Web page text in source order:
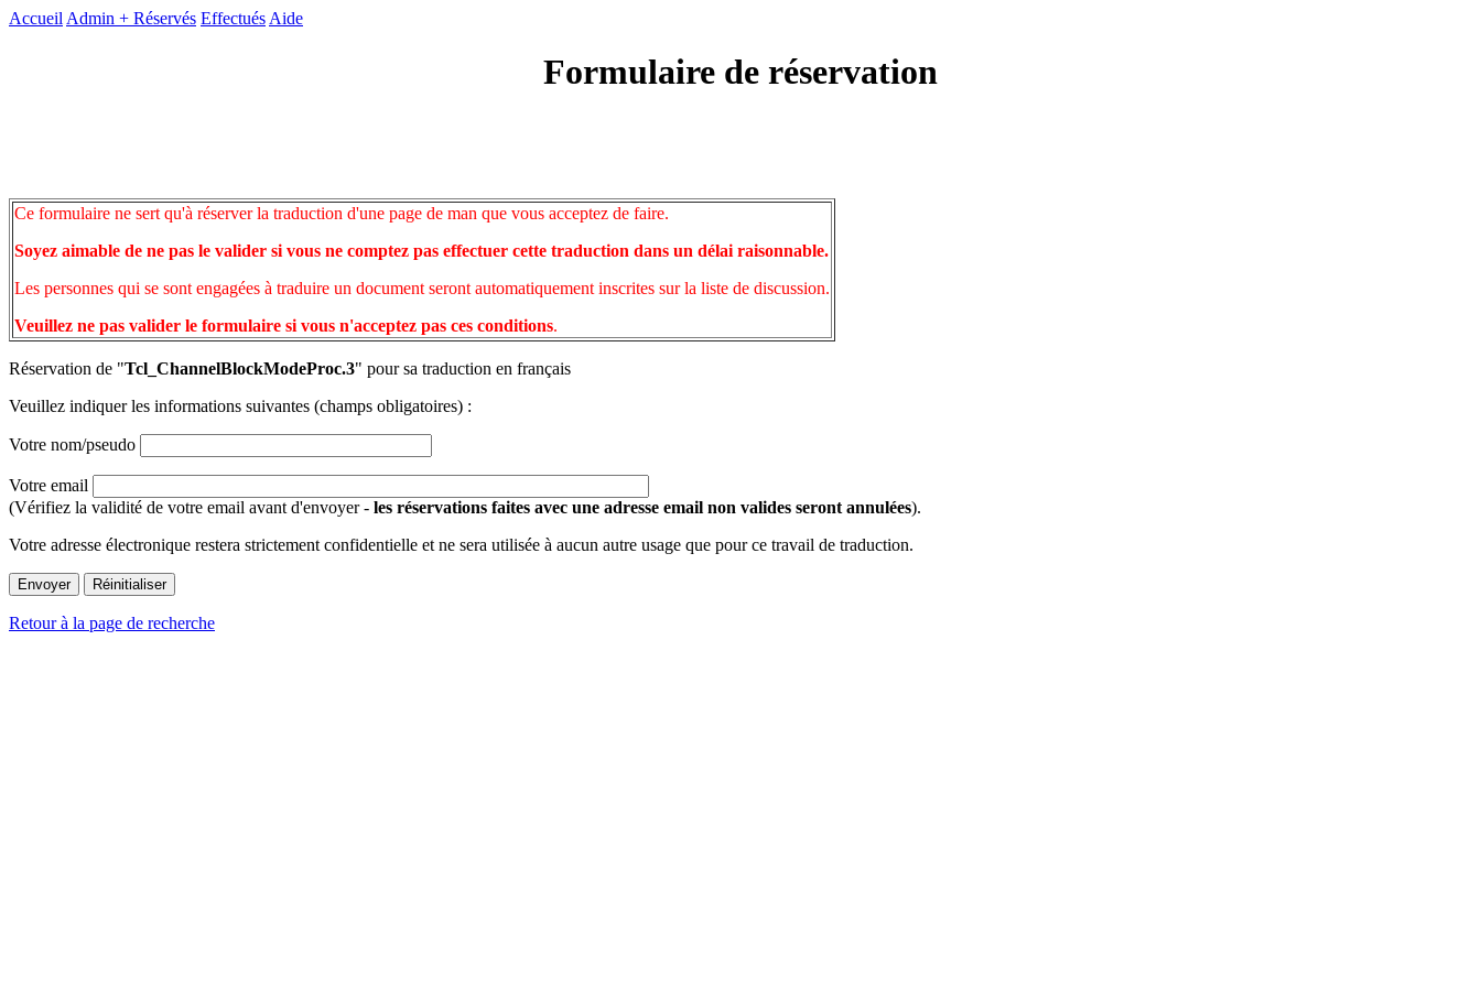
Accueil Admin + Réservés Effectués Aide
Formulaire de réservation
Ce formulaire ne sert qu'à réserver la traduction d'une page de man que vous acceptez de faire.
Soyez aimable de ne pas le valider si vous ne comptez pas effectuer cette traduction dans un délai raisonnable.
Les personnes qui se sont engagées à traduire un document seront automatiquement inscrites sur la liste de discussion.
Veuillez ne pas valider le formulaire si vous n'acceptez pas ces conditions.
Réservation de "Tcl_ChannelBlockModeProc.3" pour sa traduction en français
Veuillez indiquer les informations suivantes (champs obligatoires) :
Votre nom/pseudo
Votre email
(Vérifiez la validité de votre email avant d'envoyer - les réservations faites avec une adresse email non valides seront annulées).
Votre adresse électronique restera strictement confidentielle et ne sera utilisée à aucun autre usage que pour ce travail de traduction.
Retour à la page de recherche